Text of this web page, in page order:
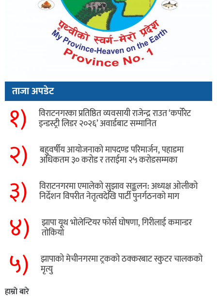
ताजा अपडेट
१) विराटनगरका प्रतिष्ठित व्यवसायी राजेन्द्र राउत ‘कर्पोरेट
इन्डस्ट्री लिडर २०२६’ अवार्डबाट सम्मानित
२) बहुवर्षीय आयोजनाको मापदण्ड परिमार्जन, पहाडमा
अधिकतम ३० करोड र तराईमा २५ करोडसम्मका
३) विराटनगरमा एमालेको सुझाव सङ्कलन: अध्यक्ष ओलीको
निर्देशन विपरीत नेतृत्वदेखि पार्टी पुनर्गठनको माग
४) झापा यूथ भोलेन्टियर फोर्स घोषणा, गिरीलाई कमान्डर
तोकियो
५) ​झापाको मेचीनगरमा ट्रकको ठक्करबाट स्कुटर चालकको
मृत्यु
हाम्रो बारे